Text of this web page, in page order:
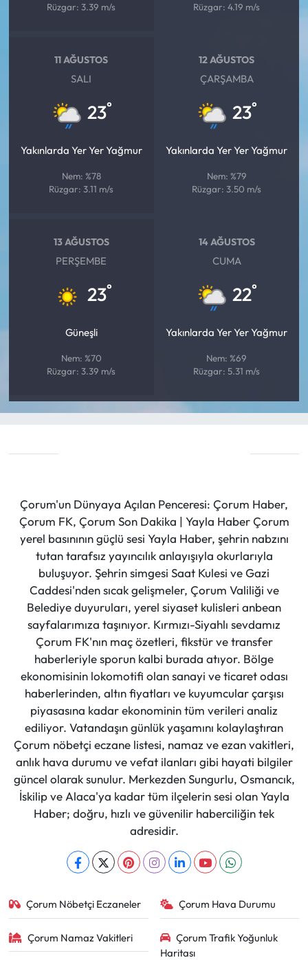
Rüzgar: 3.39 m/s
Rüzgar: 4.19 m/s
11 AĞUSTOS
SALI
23°
Yakınlarda Yer Yer Yağmur
Nem: %78
Rüzgar: 3.11 m/s
12 AĞUSTOS
ÇARŞAMBA
23°
Yakınlarda Yer Yer Yağmur
Nem: %79
Rüzgar: 3.50 m/s
13 AĞUSTOS
PERŞEMBE
23°
Güneşli
Nem: %70
Rüzgar: 3.39 m/s
14 AĞUSTOS
CUMA
22°
Yakınlarda Yer Yer Yağmur
Nem: %69
Rüzgar: 5.31 m/s
Çorum'un Dünyaya Açılan Penceresi: Çorum Haber,
Çorum FK, Çorum Son Dakika | Yayla Haber Çorum
yerel basınının güçlü sesi Yayla Haber, şehrin nabzını
tutan tarafsız yayıncılık anlayışıyla okurlarıyla
buluşuyor. Şehrin simgesi Saat Kulesi ve Gazi
Caddesi'nden sıcak gelişmeler, Çorum Valiliği ve
Belediye duyuruları, yerel siyaset kulisleri anbean
sayfalarımıza taşınıyor. Kırmızı-Siyahlı sevdamız
Çorum FK'nın maç özetleri, fikstür ve transfer
haberleriyle sporun kalbi burada atıyor. Bölge
ekonomisinin lokomotifi olan sanayi ve ticaret odası
haberlerinden, altın fiyatları ve kuyumcular çarşısı
piyasasına kadar ekonominin tüm verileri analiz
ediliyor. Vatandaşın günlük yaşamını kolaylaştıran
Çorum nöbetçi eczane listesi, namaz ve ezan vakitleri,
anlık hava durumu ve vefat ilanları gibi hayati bilgiler
güncel olarak sunulur. Merkezden Sungurlu, Osmancık,
İskilip ve Alaca'ya kadar tüm ilçelerin sesi olan Yayla
Haber; doğru, hızlı ve güvenilir haberciliğin tek
adresidir.
Çorum Nöbetçi Eczaneler Çorum Hava Durumu
Çorum Namaz Vakitleri
Çorum Trafik Yoğunluk
Haritası
Yaşam
Yemek Tarifleri
Yerel Haberler